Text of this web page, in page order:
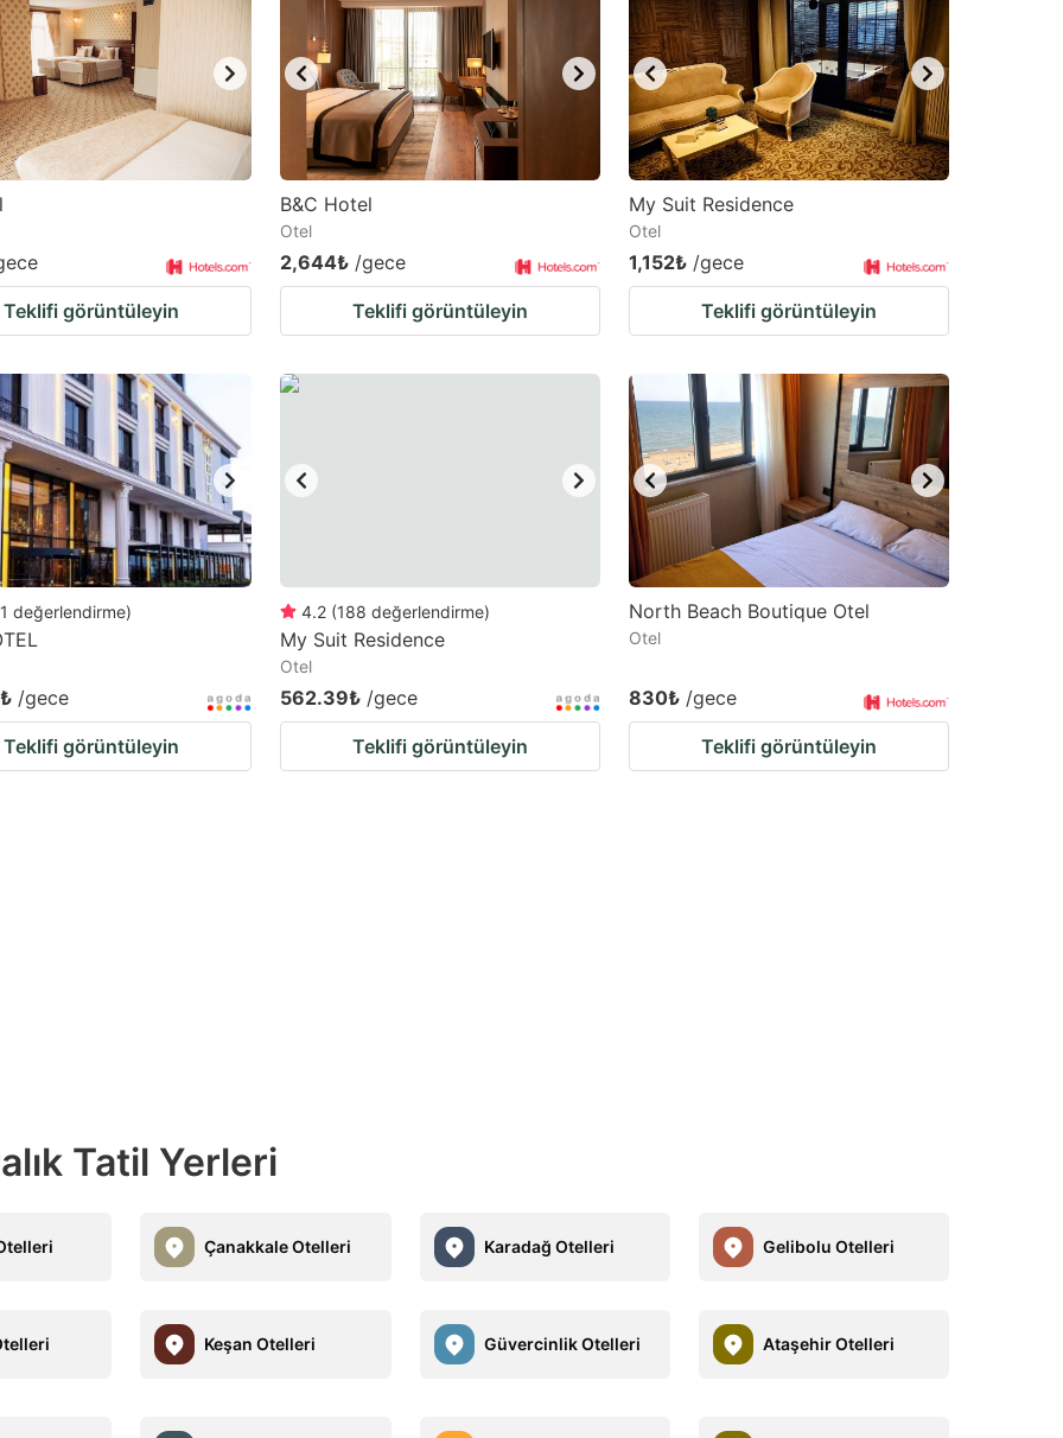
Teklifi görüntüleyin
B&C Hotel
Otel
2,644₺ /gece
Teklifi görüntüleyin
My Suit Residence
Otel
1,152₺ /gece
Teklifi görüntüleyin
değerlendirme)
/gece
Teklifi görüntüleyin
4.2 (188 değerlendirme)
My Suit Residence
Otel
562.39₺ /gece
Teklifi görüntüleyin
North Beach Boutique Otel
Otel
830₺ /gece
Teklifi görüntüleyin
Tatil Yerleri
Çanakkale Otelleri Karadağ Otelleri Gelibolu Otelleri
Keşan Otelleri Güvercinlik Otelleri Ataşehir Otelleri